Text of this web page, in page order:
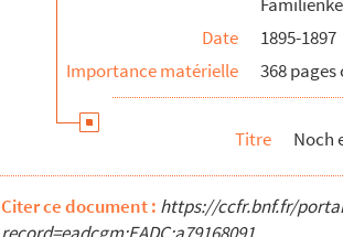
Date
1895-1897
Importance matérielle
368
Titre Noch
Citer ce document : https://ccfr.bnf.fr/